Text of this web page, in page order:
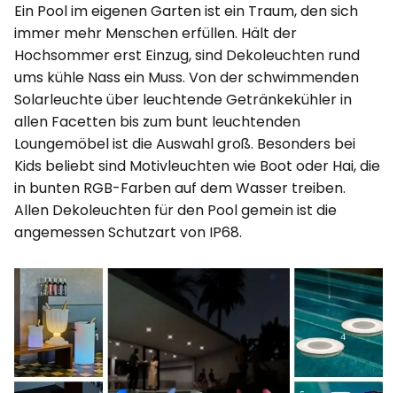
Ein Pool im eigenen Garten ist ein Traum, den sich
immer mehr Menschen erfüllen. Hält der
Hochsommer erst Einzug, sind Dekoleuchten rund
ums kühle Nass ein Muss. Von der schwimmenden
Solarleuchte über leuchtende Getränkekühler in
allen Facetten bis zum bunt leuchtenden
Loungemöbel ist die Auswahl groß. Besonders bei
Kids beliebt sind Motivleuchten wie Boot oder Hai, die
in bunten RGB-Farben auf dem Wasser treiben.
Allen Dekoleuchten für den Pool gemein ist die
angemessen Schutzart von IP68.